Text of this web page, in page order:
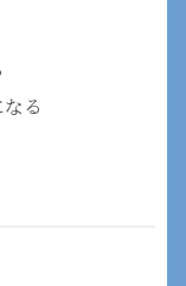
る